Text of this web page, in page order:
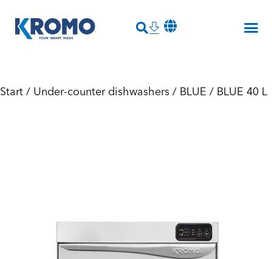
Start / Under-counter dishwashers / BLUE / BLUE 40 L